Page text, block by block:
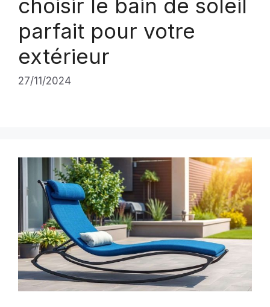
choisir le bain de soleil
parfait pour votre
extérieur
27/11/2024